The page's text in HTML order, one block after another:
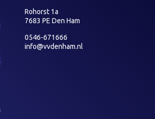
Rohorst 1a
7683 PE Den Ham
0546-671666
info@vvdenham.nl